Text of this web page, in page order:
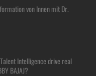
von Innen mit Dr.
Intelligence drive real
BAJAJ?